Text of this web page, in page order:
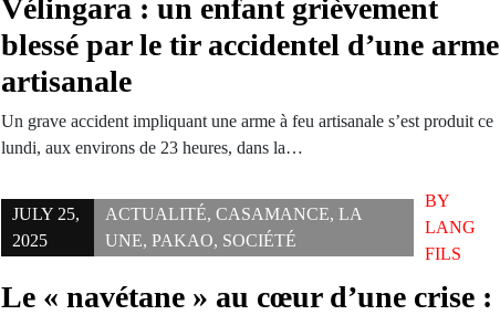
Vélingara : un enfant grièvement
blessé par le tir accidentel d’une arme
artisanale
Un grave accident impliquant une arme à feu artisanale s’est produit ce
lundi, aux environs de 23 heures, dans la…
JULY 25,
2025
ACTUALITÉ, CASAMANCE, LA
UNE, PAKAO, SOCIÉTÉ
BY
LANG
FILS
Le « navétane » au cœur d’une crise :